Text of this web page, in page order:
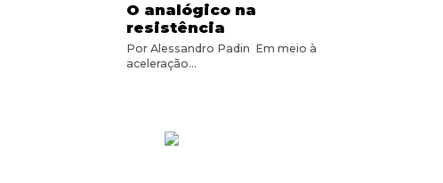
O analógico na
resistência
Por Alessandro Padin Em meio à
aceleração...